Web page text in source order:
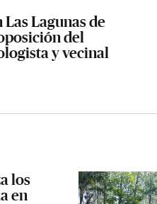
Lagunas de
del
y vecinal
los
en